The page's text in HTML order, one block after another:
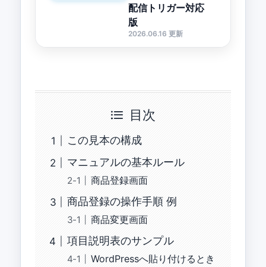
配信トリガー対応
版
2026.06.16 更新
目次
この見本の構成
マニュアルの基本ルール
商品登録画面
商品登録の操作手順 例
商品変更画面
項目説明表のサンプル
WordPressへ貼り付けるとき